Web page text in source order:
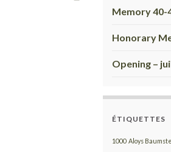
Memory 40-
Honorary
Opening –
ÉTIQUETTES
1000 Aloys